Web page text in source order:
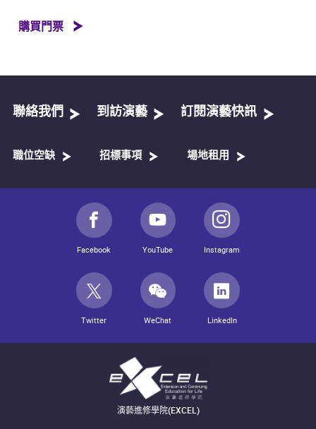
購買門票
聯絡我們 到訪演藝 訂閱演藝快訊
職位空缺 招標事項 場地租用
Facebook YouTube Instagram
Twitter WeChat LinkedIn
演藝進修學院(EXCEL)